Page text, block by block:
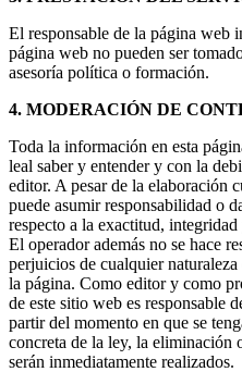
El responsable de la página web
página web no pueden ser
asesoría política o formación.
4. MODERACIÓN DE
Toda la información en esta
leal saber y entender y con la
editor. A pesar de la elaboración
puede asumir responsabilidad o
respecto a la exactitud,
El operador además no se hace
perjuicios de cualquier
la página. Como editor y como
de este sitio web es responsable
partir del momento en que se
concreta de la ley, la
serán inmediatamente realizados.